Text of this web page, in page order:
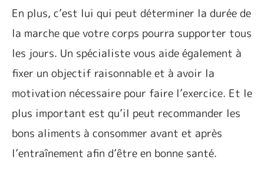
En plus, c’est lui qui peut déterminer la durée de
la marche que votre corps pourra supporter tous
les jours. Un spécialiste vous aide également à
fixer un objectif raisonnable et à avoir la
motivation nécessaire pour faire l’exercice. Et le
plus important est qu’il peut recommander les
bons aliments à consommer avant et après
l’entraînement afin d’être en bonne santé.